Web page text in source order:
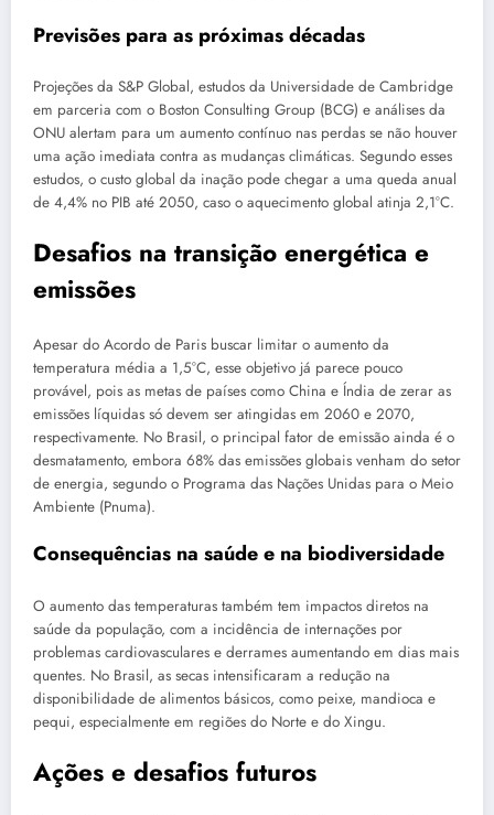
Previsões para as próximas décadas
Projeções da S&P Global, estudos da Universidade de Cambridge
em parceria com o Boston Consulting Group (BCG) e análises da
ONU alertam para um aumento contínuo nas perdas se não houver
uma ação imediata contra as mudanças climáticas. Segundo esses
estudos, o custo global da inação pode chegar a uma queda anual
de 4,4% no PIB até 2050, caso o aquecimento global atinja 2,1°C.
Desafios na transição energética e
emissões
Apesar do Acordo de Paris buscar limitar o aumento da
temperatura média a 1,5°C, esse objetivo já parece pouco
provável, pois as metas de países como China e Índia de zerar as
emissões líquidas só devem ser atingidas em 2060 e 2070,
respectivamente. No Brasil, o principal fator de emissão ainda é o
desmatamento, embora 68% das emissões globais venham do setor
de energia, segundo o Programa das Nações Unidas para o Meio
Ambiente (Pnuma).
Consequências na saúde e na biodiversidade
O aumento das temperaturas também tem impactos diretos na
saúde da população, com a incidência de internações por
problemas cardiovasculares e derrames aumentando em dias mais
quentes. No Brasil, as secas intensificaram a redução na
disponibilidade de alimentos básicos, como peixe, mandioca e
pequi, especialmente em regiões do Norte e do Xingu.
Ações e desafios futuros